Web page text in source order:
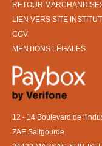
RETOUR
LIEN VERS SITE
CGV
MENTIONS LÉGALES
12 - 14 Boulevard de
ZAE Saltgourde